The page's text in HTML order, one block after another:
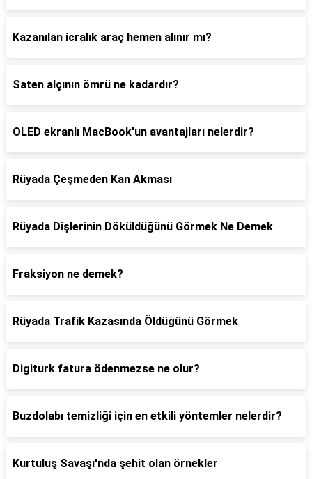
Kazanılan icralık araç hemen alınır mı?
Saten alçının ömrü ne kadardır?
OLED ekranlı MacBook'un avantajları nelerdir?
Rüyada Çeşmeden Kan Akması
Rüyada Dişlerinin Döküldüğünü Görmek Ne Demek
Fraksiyon ne demek?
Rüyada Trafik Kazasında Öldüğünü Görmek
Digiturk fatura ödenmezse ne olur?
Buzdolabı temizliği için en etkili yöntemler nelerdir?
Kurtuluş Savaşı'nda şehit olan örnekler